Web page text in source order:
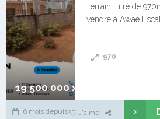
19 500 000 xaf
Terrain Titré de
vendre à Awae
l’Université
970
6 mois depuis J'aime